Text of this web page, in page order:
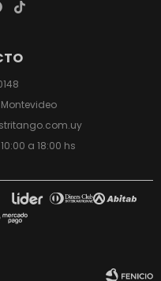
Montevideo
a 18:00 hs
